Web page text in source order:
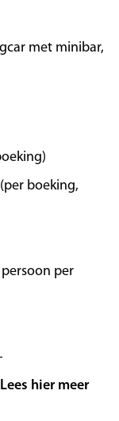
Bezoek
Loano
winkeltjes
prachtige
€ 10,-
van
winkels
de
met minibar,
boeking,
per
Lees hier meer